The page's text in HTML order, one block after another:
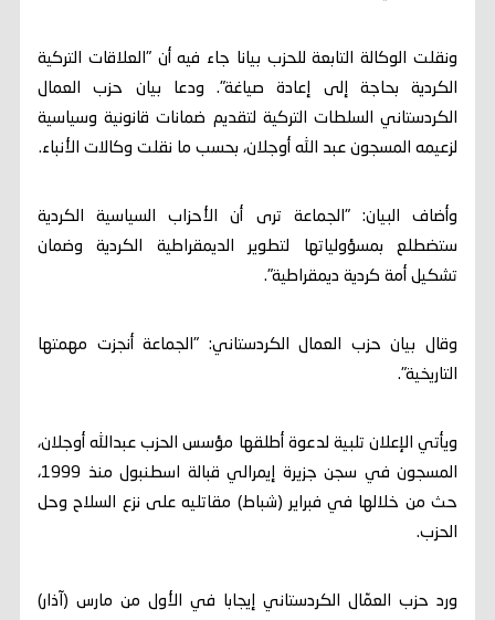
ونقلت الوكالة التابعة للحزب بيانا جاء فيه أن "العلاقات التركية
الكردية بحاجة إلى إعادة صياغة". ودعا بيان حزب العمال
الكردستاني السلطات التركية لتقديم ضمانات قانونية وسياسية
لزعيمه المسجون عبد الله أوجلان، بحسب ما نقلت وكالات الأنباء.
وأضاف البيان: "الجماعة ترى أن الأحزاب السياسية الكردية
ستضطلع بمسؤولياتها لتطوير الديمقراطية الكردية وضمان
تشكيل أمة كردية ديمقراطية".
وقال بيان حزب العمال الكردستاني: "الجماعة أنجزت مهمتها
التاريخية".
ويأتي الإعلان تلبية لدعوة أطلقها مؤسس الحزب عبدالله أوجلان،
المسجون في سجن جزيرة إيمرالي قبالة اسطنبول منذ 1999،
حث من خلالها في فبراير (شباط) مقاتليه على نزع السلاح وحل
الحزب.
ورد حزب العمّال الكردستاني إيجابا في الأول من مارس (آذار)